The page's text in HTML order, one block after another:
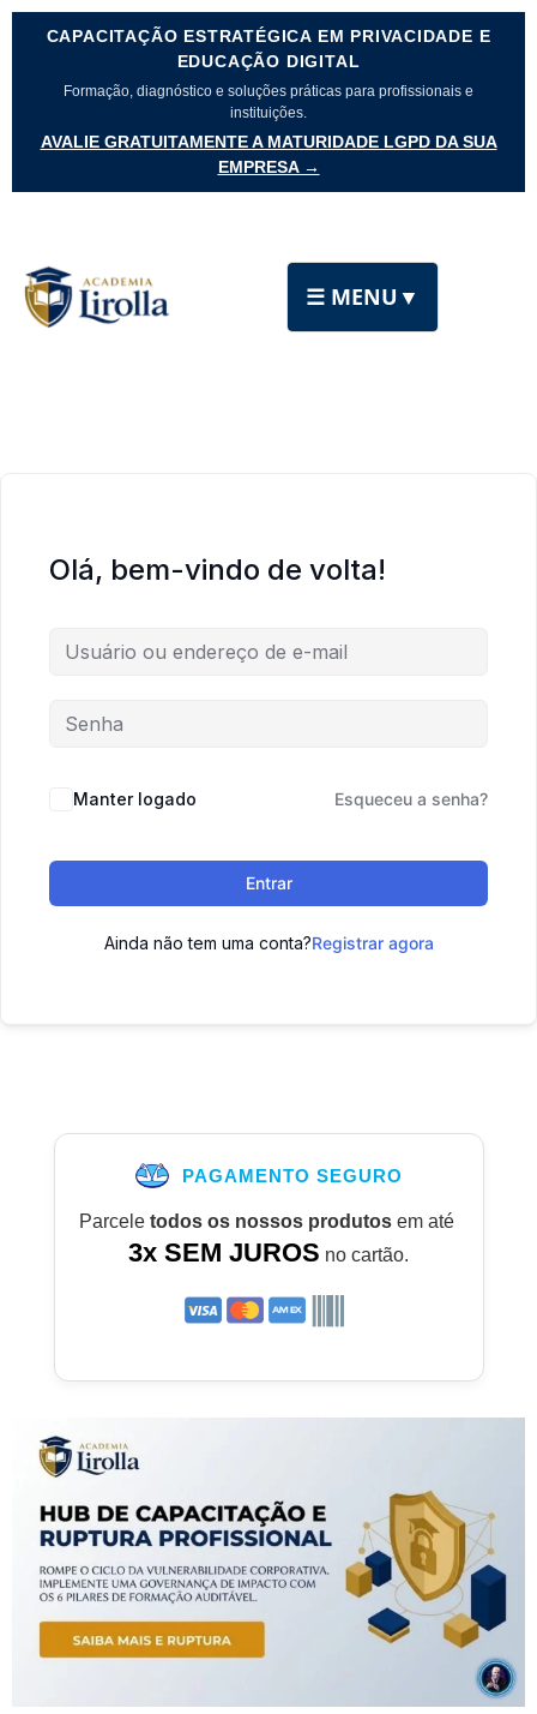
CAPACITAÇÃO ESTRATÉGICA EM PRIVACIDADE E
EDUCAÇÃO DIGITAL
Formação, diagnóstico e soluções práticas para profissionais e
instituições.
AVALIE GRATUITAMENTE A MATURIDADE LGPD DA SUA
EMPRESA →
☰ MENU ▼
Olá, bem-vindo de volta!
Manter logado Esqueceu a senha?
Entrar
Ainda não tem uma conta?Registrar agora
PAGAMENTO SEGURO
Parcele todos os nossos produtosem até
3x SEM JUROS no cartão.